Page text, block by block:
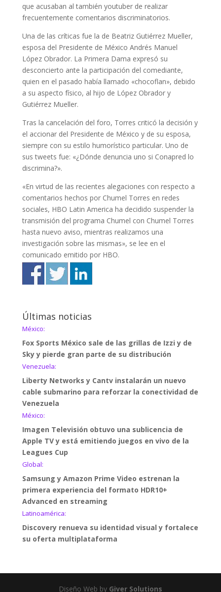
que acusaban al también youtuber de realizar
frecuentemente comentarios discriminatorios.
Una de las críticas fue la de Beatriz Gutiérrez Mueller,
esposa del Presidente de México Andrés Manuel
López Obrador. La Primera Dama expresó su
desconcierto ante la participación del comediante,
quien en el pasado había llamado «chocoflan», debido
a su aspecto físico, al hijo de López Obrador y
Gutiérrez Mueller.
Tras la cancelación del foro, Torres criticó la decisión y
el accionar del Presidente de México y de su esposa,
siempre con su estilo humorístico particular. Uno de
sus tweets fue: «¿Dónde denuncia uno si Conapred lo
discrimina?».
«En virtud de las recientes alegaciones con respecto a
comentarios hechos por Chumel Torres en redes
sociales, HBO Latin America ha decidido suspender la
transmisión del programa Chumel con Chumel Torres
hasta nuevo aviso, mientras realizamos una
investigación sobre las mismas», se lee en el
comunicado emitido por HBO.
Últimas noticias
México:
Fox Sports México sale de las grillas de Izzi y de
Sky y pierde gran parte de su distribución
Venezuela:
Liberty Networks y Cantv instalarán un nuevo
cable submarino para reforzar la conectividad de
Venezuela
México:
Imagen Televisión obtuvo una sublicencia de
Apple TV y está emitiendo juegos en vivo de la
Leagues Cup
Global:
Samsung y Amazon Prime Video estrenan la
primera experiencia del formato HDR10+
Advanced en streaming
Latinoamérica:
Discovery renueva su identidad visual y fortalece
su oferta multiplataforma
Diseño Web by Giver Solutions